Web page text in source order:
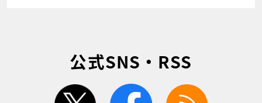
公式SNS・RSS
twitter facebook